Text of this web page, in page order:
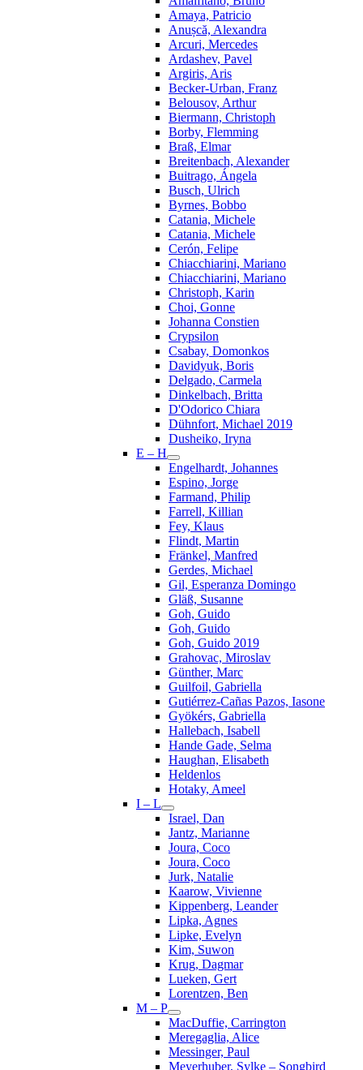
Amaya, Patricio
Anușcă, Alexandra
Arcuri, Mercedes
Ardashev, Pavel
Argiris, Aris
Becker-Urban, Franz
Belousov, Arthur
Biermann, Christoph
Borby, Flemming
Braß, Elmar
Breitenbach, Alexander
Buitrago, Ángela
Busch, Ulrich
Byrnes, Bobbo
Catania, Michele
Catania, Michele
Cerón, Felipe
Chiacchiarini, Mariano
Chiacchiarini, Mariano
Christoph, Karin
Choi, Gonne
Johanna Constien
Crypsilon
Csabay, Domonkos
Davidyuk, Boris
Delgado, Carmela
Dinkelbach, Britta
D'Odorico Chiara
Dühnfort, Michael 2019
Dusheiko, Iryna
E – H
Engelhardt, Johannes
Espino, Jorge
Farmand, Philip
Farrell, Killian
Fey, Klaus
Flindt, Martin
Fränkel, Manfred
Gerdes, Michael
Gil, Esperanza Domingo
Gläß, Susanne
Goh, Guido
Goh, Guido
Goh, Guido 2019
Grahovac, Miroslav
Günther, Marc
Guilfoil, Gabriella
Gutiérrez-Cañas Pazos, Iasone
Gyökérs, Gabriella
Hallebach, Isabell
Hande Gade, Selma
Haughan, Elisabeth
Heldenlos
Hotaky, Ameel
I – L
Israel, Dan
Jantz, Marianne
Joura, Coco
Joura, Coco
Jurk, Natalie
Kaarow, Vivienne
Kippenberg, Leander
Lipka, Agnes
Lipke, Evelyn
Kim, Suwon
Krug, Dagmar
Lueken, Gert
Lorentzen, Ben
M – P
MacDuffie, Carrington
Meregaglia, Alice
Messinger, Paul
Meyerhuber, Sylke – Songbird